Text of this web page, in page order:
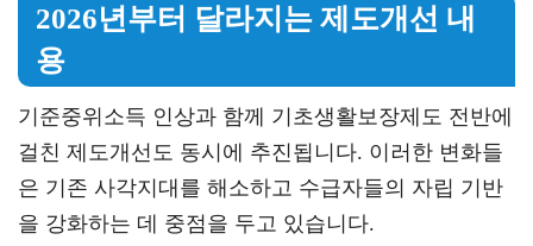
2026년부터 달라지는 제도개선 내
용
기준중위소득 인상과 함께 기초생활보장제도 전반에
걸친 제도개선도 동시에 추진됩니다. 이러한 변화들
은 기존 사각지대를 해소하고 수급자들의 자립 기반
을 강화하는 데 중점을 두고 있습니다.